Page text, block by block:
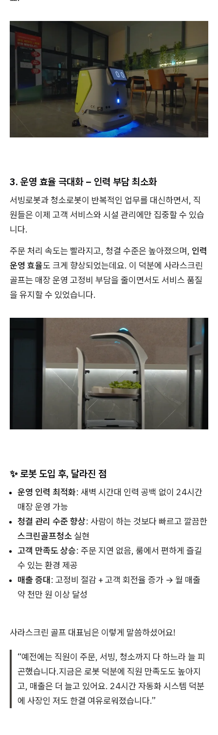
3. 운영 효율 극대화 – 인력 부담 최소화
서빙로봇과 청소로봇이 반복적인 업무를 대신하면서, 직
원들은 이제 고객 서비스와 시설 관리에만 집중할 수 있습
니다.
주문 처리 속도는 빨라지고, 청결 수준은 높아졌으며, 인력
운영 효율도 크게 향상되었는데요. 이 덕분에 사라스크린
골프는 매장 운영 고정비 부담을 줄이면서도 서비스 품질
을 유지할 수 있었습니다.
✨ 로봇 도입 후, 달라진 점
운영 인력 최적화: 새벽 시간대 인력 공백 없이 24시간
매장 운영 가능
청결 관리 수준 향상: 사람이 하는 것보다 빠르고 깔끔한
스크린골프청소 실현
고객 만족도 상승: 주문 지연 없음, 룸에서 편하게 즐길
수 있는 환경 제공
매출 증대: 고정비 절감 + 고객 회전율 증가 → 월 매출
약 천만 원 이상 달성
사라스크린 골프 대표님은 이렇게 말씀하셨어요!
“예전에는 직원이 주문, 서빙, 청소까지 다 하느라 늘 피
곤했습니다.지금은 로봇 덕분에 직원 만족도도 높아지
고, 매출은 더 늘고 있어요. 24시간 자동화 시스템 덕분
에 사장인 저도 한결 여유로워졌습니다.”